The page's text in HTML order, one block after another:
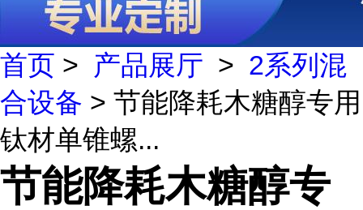
首页 > 产品展厅 > 2系列混
合设备 > 节能降耗木糖醇专用
钛材单锥螺...
节能降耗木糖醇专